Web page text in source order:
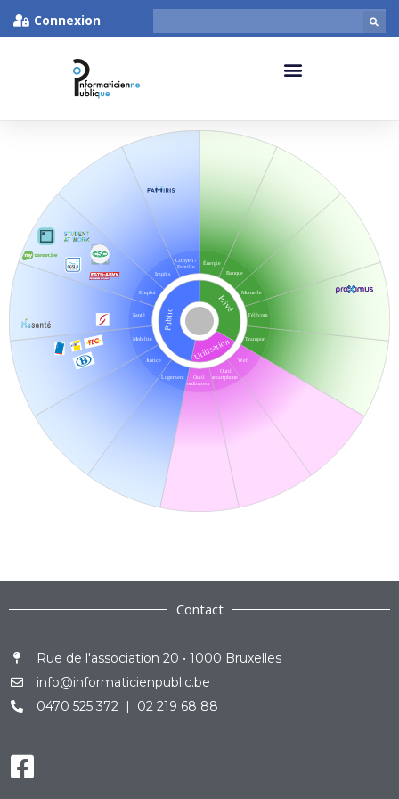
Connexion
Énergie
Logement
Justice
Mobilité
Santé
Emploi
Impôts
Citoyen /
Famille
Banque
Mutuelle
Privé
Public
Utilisation
Télécom
Outil
ordinateur
Outil
smartphone
Web
Transport
Contact
Rue de l'association 20 • 1000 Bruxelles
info@informaticienpublic.be
0470 525 372 | 02 219 68 88